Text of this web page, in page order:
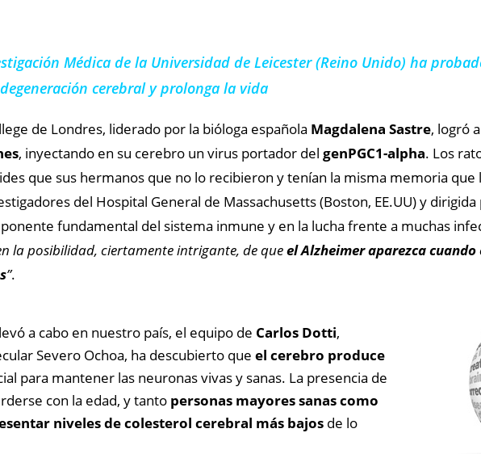
Médica de la Universidad de Leicester (Reino Unido) ha
cerebral y prolonga la vida
de Londres, liderado por la bióloga española Magdalena Sastre, logró
, inyectando en su cerebro un virus portador del genPGC1-alpha. Los
que sus hermanos que no lo recibieron y tenían la misma memoria que
del Hospital General de Massachusetts (Boston, EE.UU) y dirigida
fundamental del sistema inmune y en la lucha frente a muchas
la posibilidad, ciertamente intrigante, de queel Alzheimer aparezca
”.
a cabo en nuestro país, el equipo de Carlos Dotti,
Severo Ochoa, ha descubierto que el cerebro produce
para mantener las neuronas vivas y sanas. La presencia de
con la edad, y tanto personas mayores sanas como
niveles de colesterol cerebral más bajos de lo